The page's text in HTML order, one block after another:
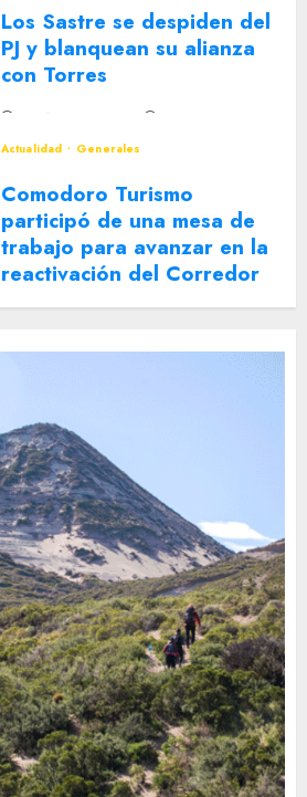
Los Sastre se despiden del
PJ y blanquean su alianza
con Torres
2 DE AGOSTO DE 2026
Actualidad
Generales
Comodoro Turismo
participó de una mesa de
trabajo para avanzar en la
reactivación del Corredor
Turístico Integrado